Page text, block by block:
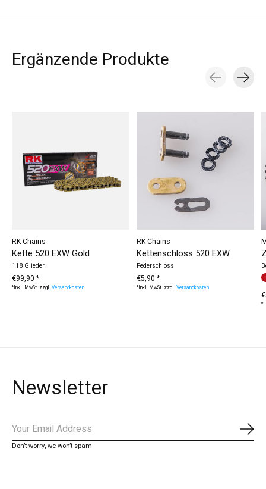
Ergänzende Produkte
RK Chains
Kette 520 EXW Gold
118 Glieder
€99,90 *
*Inkl. MwSt. zzgl.Versandkosten
RK Chains
Kettenschloss 520 EXW
Federschloss
€5,90 *
*Inkl. MwSt. zzgl.Versandkosten
Newsletter
Don’t worry, we won’t spam